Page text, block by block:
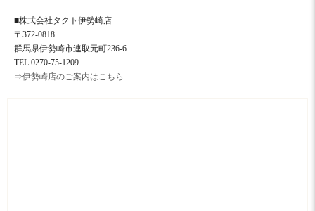
■株式会社タクト伊勢崎店
〒372-0818
群馬県伊勢崎市連取元町236-6
TEL.0270-75-1209
⇒伊勢崎店のご案内はこちら